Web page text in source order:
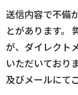
送信内容で不備
とがあります。
が、ダイレクト
いただいており
及びメールにて